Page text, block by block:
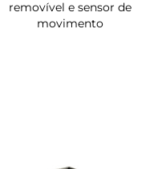
removível e sensor de
movimento